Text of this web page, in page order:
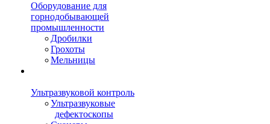
Оборудование для
горнодобывающей
промышленности
Дробилки
Грохоты
Мельницы
Ультразвуковой контроль
Ультразвуковые
дефектоскопы